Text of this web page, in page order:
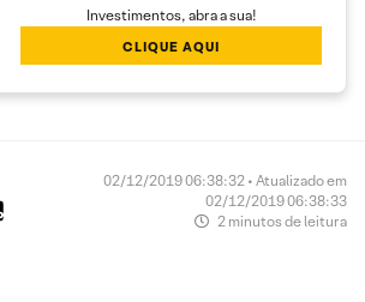
Investimentos, abra a sua!
CLIQUE AQUI
02/12/2019 06:38:32 • Atualizado em
02/12/2019 06:38:33
2 minutos de leitura